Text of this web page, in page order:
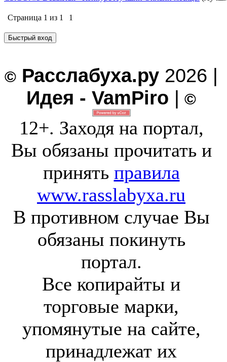
Страница 1 из 1 1
© Расслабуха.ру 2026 |
Идея - VamPiro | ©
12+. Заходя на портал,
Вы обязаны прочитать и
принять правила
www.rasslabyxa.ru
В противном случае Вы
обязаны покинуть
портал.
Все копирайты и
торговые марки,
упомянутые на сайте,
принадлежат их